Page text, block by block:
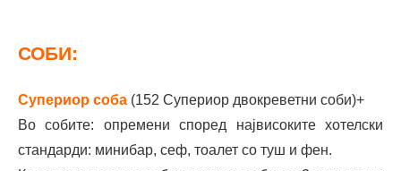
СОБИ:
Супериор соба (152 Супериор двокреветни соби)+
Во собите: опремени според највисоките хотелски
стандарди: минибар, сеф, тоалет со туш и фен.